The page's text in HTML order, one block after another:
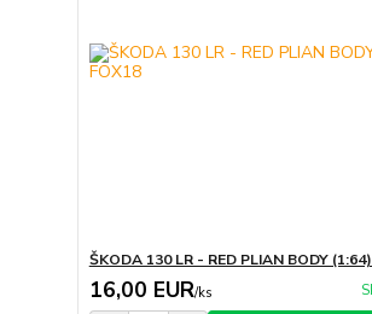
ŠKODA 130 LR - RED PLIAN BODY
16,00 EUR/ks